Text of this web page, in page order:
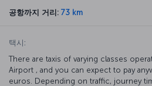
공항까지 거리: 73 km
택시:
There are taxis of varying classes
Airport , and you can expect to pay
euros. Depending on traffic, journey